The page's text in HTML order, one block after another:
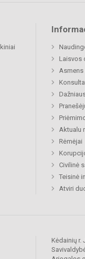
Laisvos
Asmens
Aktualu
Rėmėjai
Civilinė
Teisinė
Atviri
Kėdainių r.